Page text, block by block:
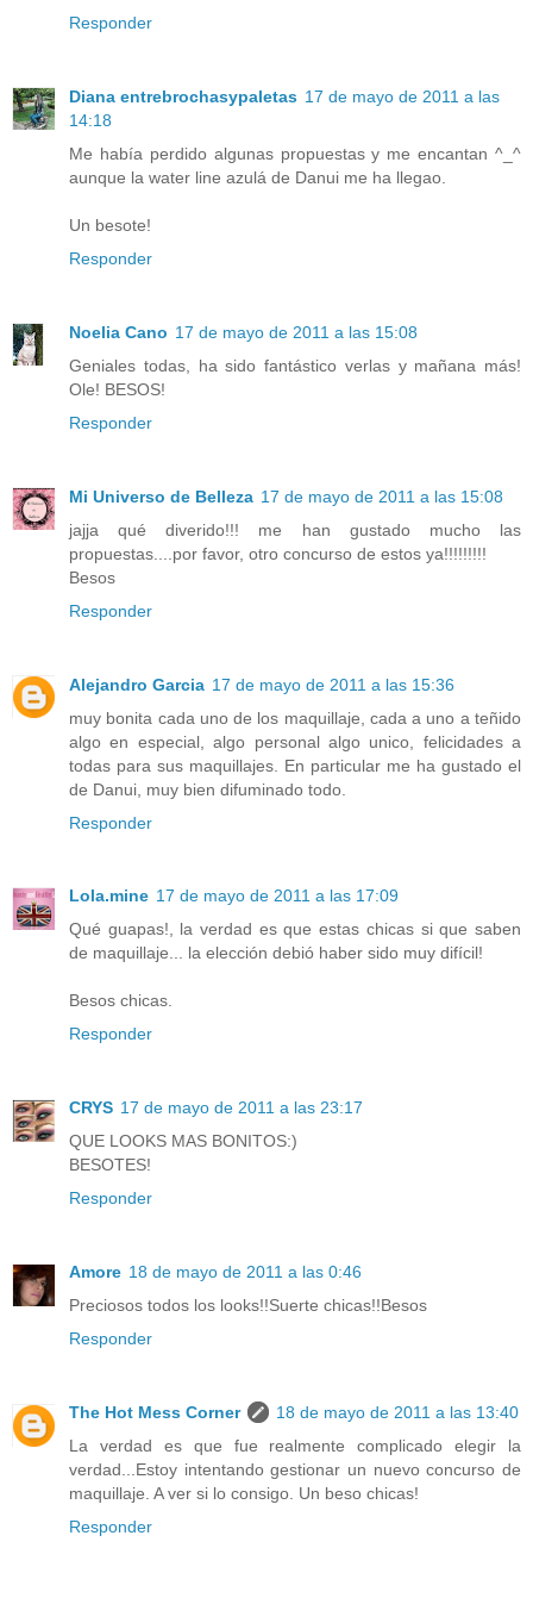
Responder
Diana entrebrochasypaletas 17 de mayo de 2011 a las
14:18
Me había perdido algunas propuestas y me encantan ^_^
aunque la water line azulá de Danui me ha llegao.
Un besote!
Responder
Noelia Cano 17 de mayo de 2011 a las 15:08
Geniales todas, ha sido fantástico verlas y mañana más!
Ole! BESOS!
Responder
Mi Universo de Belleza 17 de mayo de 2011 a las 15:08
jajja qué diverido!!! me han gustado mucho las
propuestas....por favor, otro concurso de estos ya!!!!!!!!!
Besos
Responder
Alejandro Garcia 17 de mayo de 2011 a las 15:36
muy bonita cada uno de los maquillaje, cada a uno a teñido
algo en especial, algo personal algo unico, felicidades a
todas para sus maquillajes. En particular me ha gustado el
de Danui, muy bien difuminado todo.
Responder
Lola.mine 17 de mayo de 2011 a las 17:09
Qué guapas!, la verdad es que estas chicas si que saben
de maquillaje... la elección debió haber sido muy difícil!
Besos chicas.
Responder
CRYS 17 de mayo de 2011 a las 23:17
QUE LOOKS MAS BONITOS:)
BESOTES!
Responder
Amore 18 de mayo de 2011 a las 0:46
Preciosos todos los looks!!Suerte chicas!!Besos
Responder
The Hot Mess Corner
18 de mayo de 2011 a las 13:40
La verdad es que fue realmente complicado elegir la
verdad...Estoy intentando gestionar un nuevo concurso de
maquillaje. A ver si lo consigo. Un beso chicas!
Responder